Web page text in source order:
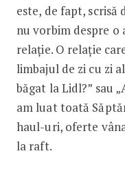
este, de fapt, scrisă
nu vorbim despre o
relație. O relație
limbajul de zi cu zi
băgat la Lidl?” sau
am luat toată
haul-uri, oferte
la raft.